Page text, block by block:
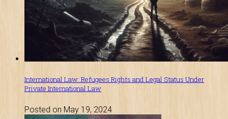
International Law: Refugees Rights and Legal Status Under
Private International Law
Posted on May 19, 2024